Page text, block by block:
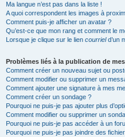
Ma langue n’est pas dans la liste !
A quoi correspondent les images à
Comment puis-je afficher un avatar ?
Qu’est-ce que mon rang et comment le
Lorsque je clique sur le lien courrield’un
Problèmes liés à la publication de
Comment créer un nouveau sujet ou
Comment modifier ou supprimer un
Comment ajouter une signature à mes
Comment créer un sondage ?
Pourquoi ne puis-je pas ajouter plus
Comment modifier ou supprimer un
Pourquoi ne puis-je pas accéder à un
Pourquoi ne puis-je pas joindre des